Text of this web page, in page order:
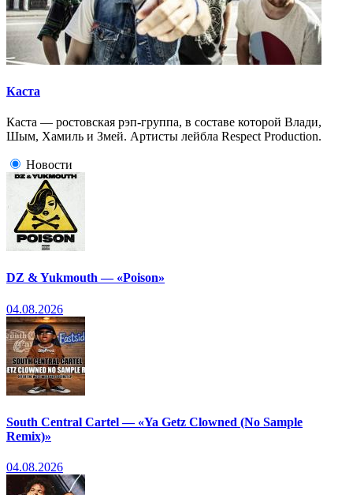
Каста
Каста — ростовская рэп-группа, в составе которой Влади,
Шым, Хамиль и Змей. Артисты лейбла Respect Production.
Новости
DZ & Yukmouth — «Poison»
04.08.2026
South Central Cartel — «Ya Getz Clowned (No Sample
Remix)»
04.08.2026